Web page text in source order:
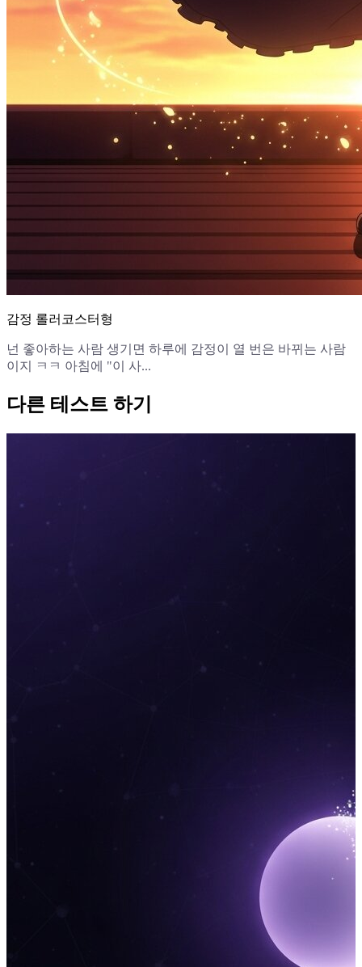
감정 롤러코스터형
넌 좋아하는 사람 생기면 하루에 감정이 열 번은 바뀌는 사람
이지 ㅋㅋ 아침에 "이 사...
다른 테스트 하기